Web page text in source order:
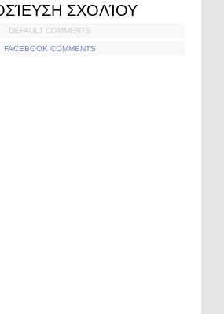
ΣΧΟΛΊΟΥ
DEFAULT COMMENTS
FACEBOOK COMMENTS